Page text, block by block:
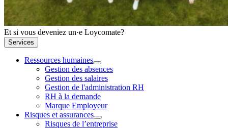
Et si vous deveniez un·e Loycomate?
Services
Ressources humaines
Gestion des absences
Gestion des salaires
Gestion de l'administration RH
RH à la demande
Marque Employeur
Risques et assurances
Risques de l’entreprise